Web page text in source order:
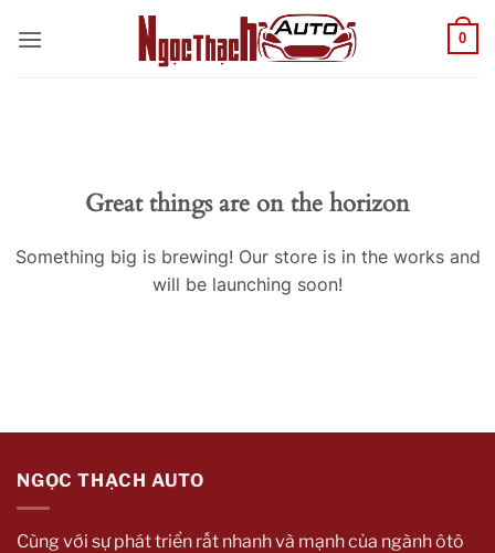
0
Great things are on the horizon
Something big is brewing! Our store is in the works and
will be launching soon!
NGỌC THẠCH AUTO
Cùng với sự phát triển rất nhanh và mạnh của ngành ôtô